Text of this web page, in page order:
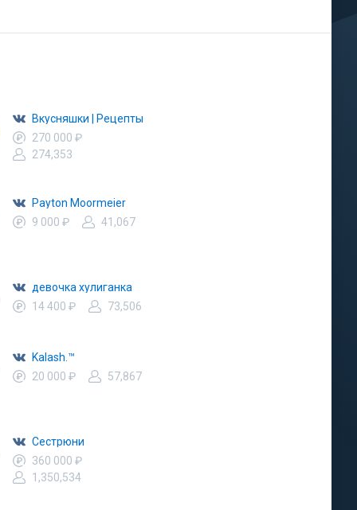
Вкусняшки | Рецепты
270 000 ₽
274,353
Payton Moormeier
9 000 ₽
41,067
девочка хулиганка
14 400 ₽
73,506
Kalash.™
20 000 ₽
57,867
Сестрюни
360 000 ₽
1,350,534